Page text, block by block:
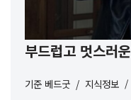
부드럽고 멋스러
기준 베드굿 지식정보